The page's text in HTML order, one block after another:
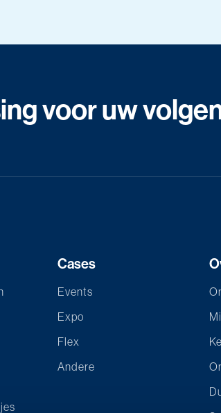
voor uw
Cases
Events
Expo
Flex
Andere